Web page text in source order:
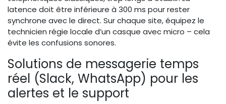
latence doit être inférieure à 300 ms pour rester
synchrone avec le direct. Sur chaque site, équipez le
technicien régie locale d’un casque avec micro – cela
évite les confusions sonores.
Solutions de messagerie temps
réel (Slack, WhatsApp) pour les
alertes et le support